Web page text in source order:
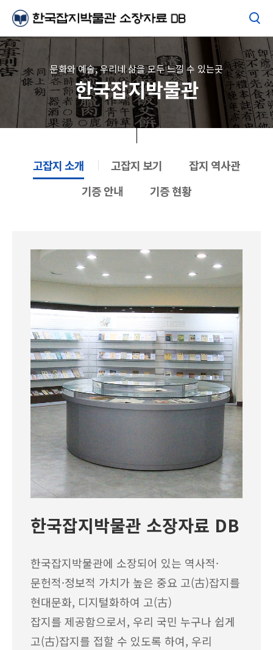
문화와 예술, 우리네 삶을 모두 느낄 수 있는곳
한국잡지박물관
고잡지 소개 고잡지 보기
잡지 역사관
기증 안내
기증 현황
한국잡지박물관 소장자료 DB
한국잡지박물관에 소장되어 있는 역사적·
문헌적·정보적 가치가 높은 중요 고(古)잡지를
현대문화, 디지털화하여 고(古)
잡지를 제공함으로서, 우리 국민 누구나 쉽게
고(古)잡지를 접할 수 있도록 하여, 우리